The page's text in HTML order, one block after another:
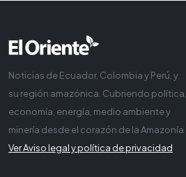
Noticias de Ecuador, Colombia y Perú, y
su región amazónica. Cubriendo política,
economía, energía, medio ambiente y
minería desde el corazón de la Amazonía
Ver Aviso legal y política de privacidad